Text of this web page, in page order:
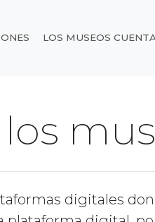
LOS MUSEOS
digitales